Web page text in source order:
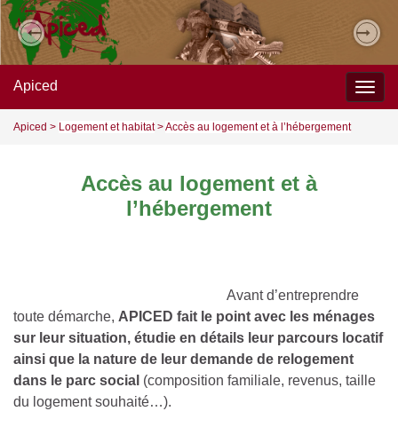
Previous
Apiced
Apiced > Logement et habitat>Accès au logement et à l’hébergement
Accès au logement et à
l’hébergement
Avant d’entreprendre
toute démarche, APICED fait le point avec les ménages
sur leur situation, étudie en détails leur parcours locatif
ainsi que la nature de leur demande de relogement
dans le parc social (composition familiale, revenus, taille
du logement souhaité…).